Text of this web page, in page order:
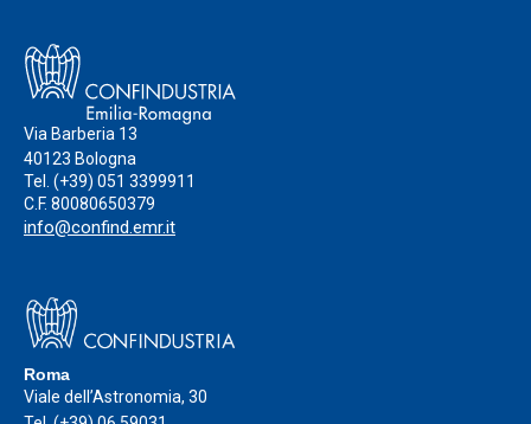
Via Barberia 13
40123 Bologna
Tel. (+39) 051 3399911
C.F. 80080650379
info@confind.emr.it
Roma
Viale dell’Astronomia, 30